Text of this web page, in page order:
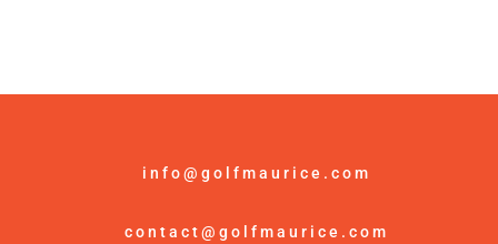
info@golfmaurice.com
contact@golfmaurice.com